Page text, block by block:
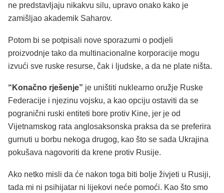
ne predstavljaju nikakvu silu, upravo onako kako je
zamišljao akademik Saharov.
Potom bi se potpisali nove sporazumi o podjeli
proizvodnje tako da multinacionalne korporacije mogu
izvući sve ruske resurse, čak i ljudske, a da ne plate ništa.
“Konačno rješenje” je uništiti nuklearno oružje Ruske
Federacije i njezinu vojsku, a kao opciju ostaviti da se
pogranični ruski entiteti bore protiv Kine, jer je od
Vijetnamskog rata anglosaksonska praksa da se preferira
gurnuti u borbu nekoga drugog, kao što se sada Ukrajina
pokušava nagovoriti da krene protiv Rusije.
Ako netko misli da će nakon toga biti bolje živjeti u Rusiji,
tada mi ni psihijatar ni lijekovi neće pomoći. Kao što smo